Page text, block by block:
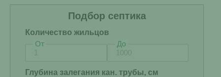
Подбор септика
Количество жильцов
От
До
Глубина залегания кан. трубы, см